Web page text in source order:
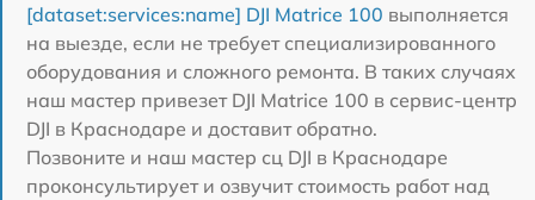
[dataset:services:name] DJI Matrice 100 выполняется
на выезде, если не требует специализированного
оборудования и сложного ремонта. В таких случаях
наш мастер привезет DJI Matrice 100 в сервис-центр
DJI в Краснодаре и доставит обратно.
Позвоните и наш мастер сц DJI в Краснодаре
проконсультирует и озвучит стоимость работ над